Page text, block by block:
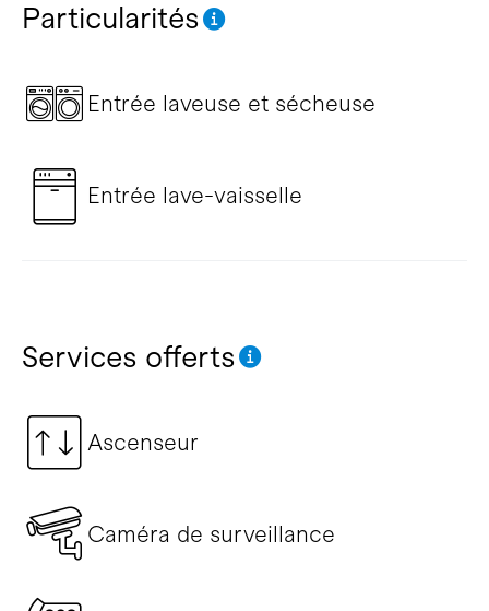
Particularités
Entrée laveuse et sécheuse
Entrée lave-vaisselle
Services offerts
Ascenseur
Caméra de surveillance